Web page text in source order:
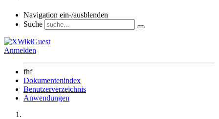
Navigation ein-/ausblenden
Suche
Anmelden
fhf
Dokumentenindex
Benutzerverzeichnis
Anwendungen